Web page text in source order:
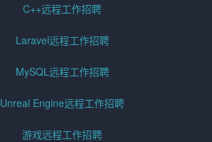
C++远程工作招聘
Laravel远程工作招聘
MySQL远程工作招聘
Unreal Engine远程工作招聘
游戏远程工作招聘